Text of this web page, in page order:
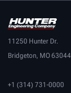
11250 Hunter Dr.
Bridgeton, MO 63044
+1 (314) 731-0000